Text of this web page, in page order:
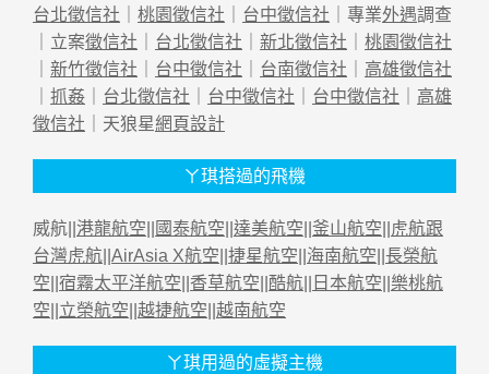
台北徵信社 ｜ 桃園徵信社 ｜ 台中徵信社 ｜專業外遇調查
｜立案徵信社 ｜ 台北徵信社 ｜ 新北徵信社 ｜ 桃園徵信社
｜ 新竹徵信社 ｜ 台中徵信社 ｜ 台南徵信社 ｜ 高雄徵信社
｜ 抓姦 ｜ 台北徵信社 ｜ 台中徵信社 ｜ 台中徵信社 ｜ 高雄
徵信社 ｜天狼星網頁設計
ㄚ琪搭過的飛機
威航|| 港龍航空 國泰航空 達美航空 釜山航空
虎航跟
台灣虎航 AirAsia X航空 捷星航空 海南航空 長榮航
空 宿霧太平洋航空 香草航空 酷航 日本航空 樂桃航
空 立榮航空 越捷航空 越南航空
ㄚ琪用過的虛擬主機